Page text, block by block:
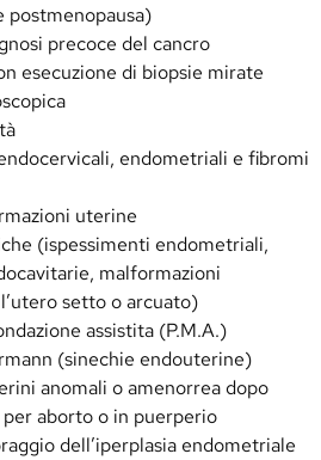
postmenopausa)
precoce del cancro
esecuzione di biopsie mirate
endometriali e fibromi
uterine
(ispessimenti endometriali,
malformazioni
setto o arcuato)
assistita (P.M.A.)
(sinechie endouterine)
anomali o amenorrea dopo
aborto o in puerperio
dell’iperplasia endometriale